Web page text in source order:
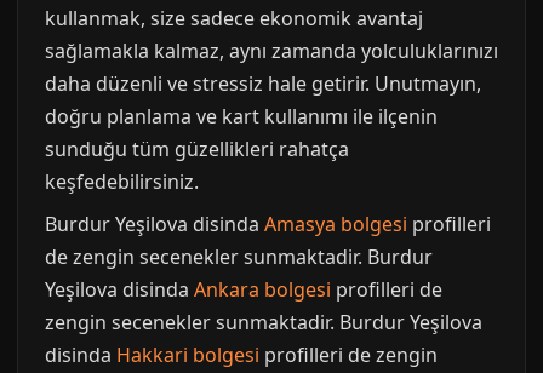
kullanmak, size sadece ekonomik avantaj
sağlamakla kalmaz, aynı zamanda yolculuklarınızı
daha düzenli ve stressiz hale getirir. Unutmayın,
doğru planlama ve kart kullanımı ile ilçenin
sunduğu tüm güzellikleri rahatça
keşfedebilirsiniz.
Burdur Yeşilova disinda Amasya bolgesi profilleri
de zengin secenekler sunmaktadir. Burdur
Yeşilova disinda Ankara bolgesi profilleri de
zengin secenekler sunmaktadir. Burdur Yeşilova
disinda Hakkari bolgesi profilleri de zengin